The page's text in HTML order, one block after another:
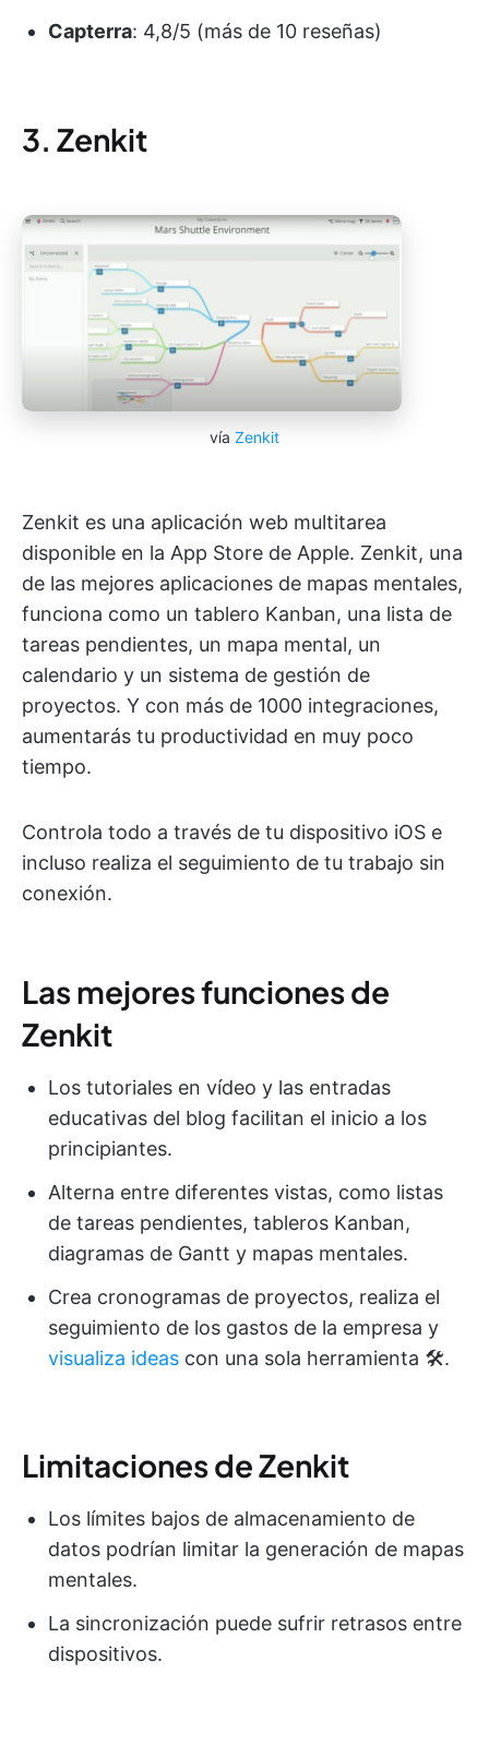
Capterra: 4,8/5 (más de 10 reseñas)
3. Zenkit
vía Zenkit
Zenkit es una aplicación web multitarea
disponible en la App Store de Apple. Zenkit, una
de las mejores aplicaciones de mapas mentales,
funciona como un tablero Kanban, una lista de
tareas pendientes, un mapa mental, un
calendario y un sistema de gestión de
proyectos. Y con más de 1000 integraciones,
aumentarás tu productividad en muy poco
tiempo.
Controla todo a través de tu dispositivo iOS e
incluso realiza el seguimiento de tu trabajo sin
conexión.
Las mejores funciones de
Zenkit
Los tutoriales en vídeo y las entradas
educativas del blog facilitan el inicio a los
principiantes.
Alterna entre diferentes vistas, como listas
de tareas pendientes, tableros Kanban,
diagramas de Gantt y mapas mentales.
Crea cronogramas de proyectos, realiza el
seguimiento de los gastos de la empresa y
visualiza ideas con una sola herramienta 🛠.
Limitaciones de Zenkit
Los límites bajos de almacenamiento de
datos podrían limitar la generación de mapas
mentales.
La sincronización puede sufrir retrasos entre
dispositivos.